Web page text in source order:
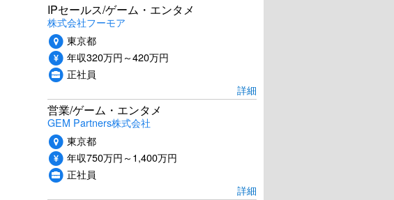
IPセールス/ゲーム・エンタメ
株式会社フーモア
東京都
年収320万円～420万円
正社員
詳細
営業/ゲーム・エンタメ
GEM Partners株式会社
東京都
年収750万円～1,400万円
正社員
詳細